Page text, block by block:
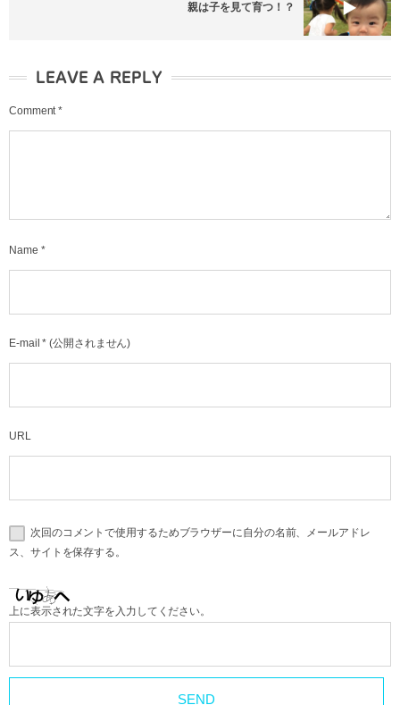
親は子を見て育つ！？
LEAVE A REPLY
Comment *
Name *
E-mail * (公開されません)
URL
次回のコメントで使用するためブラウザーに自分の名前、メールアドレ
ス、サイトを保存する。
上に表示された文字を入力してください。